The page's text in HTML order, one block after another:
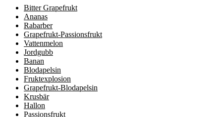
Bitter Grapefrukt
Ananas
Rabarber
Grapefrukt-Passionsfrukt
Vattenmelon
Jordgubb
Banan
Blodapelsin
Fruktexplosion
Grapefrukt-Blodapelsin
Krusbär
Hallon
Passionsfrukt